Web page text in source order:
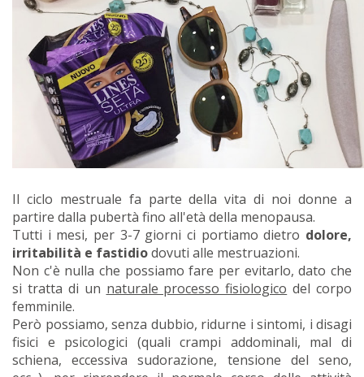
Il ciclo mestruale fa parte della vita di noi donne a
partire dalla pubertà fino all'età della menopausa.
Tutti i mesi, per 3-7 giorni ci portiamo dietro dolore,
irritabilità e fastidiodovuti alle mestruazioni.
Non c'è nulla che possiamo fare per evitarlo, dato che
si tratta di un naturale processo fisiologico del corpo
femminile.
Però possiamo, senza dubbio, ridurne i sintomi, i disagi
fisici e psicologici (quali crampi addominali, mal di
schiena, eccessiva sudorazione, tensione del seno,